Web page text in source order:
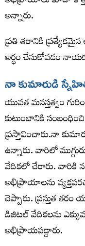
అన్నారు.
ప్రతి తరానికి
అర్థం చేసుకోవడం
నా కుమారుడి
యువత మనస్తత్వం
కుటుంబానికి
ప్రస్తావించారు.నా
ఉన్నారు. వారిలో
వేదికలో చేరారు.
అభిప్రాయాలను
చెప్పారు. ప్రస్తుత
డిజిటల్ వేదికలను
అభిప్రాయపడ్డారు.